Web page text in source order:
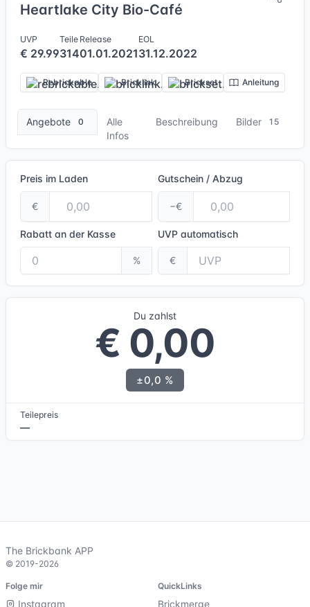
Heartlake City Bio-Café
UVP
€ 29.99
Teile
314
Release
01.01.2021
EOL
31.12.2022
Rebrickable Bricklink Brickset Anleitung
Angebote 0
Alle
Infos
Beschreibung Bilder 15
Preis im Laden
€
Gutschein / Abzug
−€
Rabatt an der Kasse
%
UVP automatisch
€
Du zahlst
€ 0,00
±0,0 %
Teilepreis
—
The Brickbank APP
© 2019-2026
Folge mir
Instagram
QuickLinks
Brickmerge